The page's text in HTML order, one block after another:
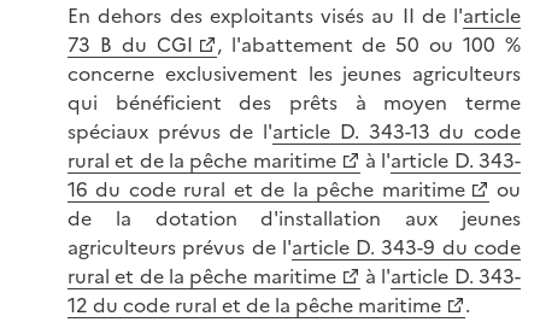
En dehors des exploitants visés au II de l'article
73 B du CGI
, l'abattement de 50 ou 100 %
concerne exclusivement les jeunes agriculteurs
qui bénéficient des prêts à moyen terme
spéciaux prévus de l'article D. 343-13 du code
rural et de la pêche maritime
à l'article D. 343-
16 du code rural et de la pêche maritime
ou
de la dotation d'installation aux jeunes
agriculteurs prévus de l'article D. 343-9 du code
rural et de la pêche maritime
à l'article D. 343-
12 du code rural et de la pêche maritime
.